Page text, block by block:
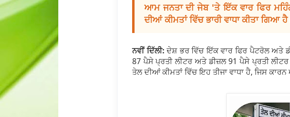
ਆਮ ਜਨਤਾ ਦੀ ਜੇਬ 'ਤੇ ਇੱਕ ਵਾਰ ਫਿਰ
ਦੀਆਂ ਕੀਮਤਾਂ ਵਿੱਚ ਭਾਰੀ ਵਾਧਾ ਕੀਤਾ ਗਿਆ
ਨਵੀਂ ਦਿੱਲੀ: ਦੇਸ਼ ਭਰ ਵਿੱਚ ਇੱਕ ਵਾਰ ਫਿਰ ਪੈਟਰੋਲ ਅਤੇ
87 ਪੈਸੇ ਪ੍ਰਤੀ ਲੀਟਰ ਅਤੇ ਡੀਜ਼ਲ 91 ਪੈਸੇ ਪ੍ਰਤੀ
ਤੇਲ ਦੀਆਂ ਕੀਮਤਾਂ ਵਿੱਚ ਇਹ ਤੀਜਾ ਵਾਧਾ ਹੈ, ਜਿਸ